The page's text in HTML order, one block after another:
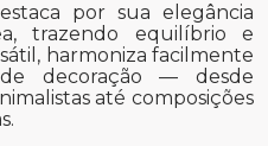
por sua elegância
trazendo equilíbrio e
harmoniza facilmente
decoração — desde
até composições